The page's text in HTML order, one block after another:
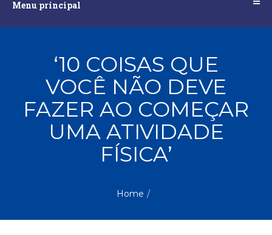
Menu principal
principalAssuntos
Administração,
Astrologia
Atualidades,
(95)
PROMOÇÕES
MAIS
‘10 COISAS QUE
VOCÊ NÃO DEVE
FAZER AO COMEÇAR
UMA ATIVIDADE
FÍSICA’
Home